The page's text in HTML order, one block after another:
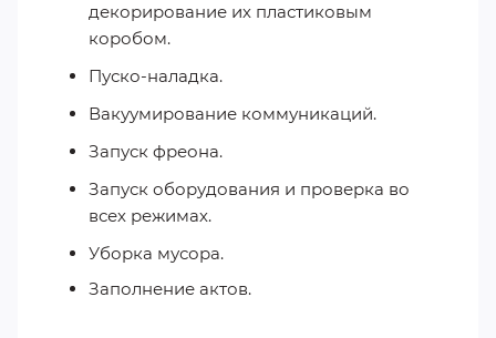
декорирование их пластиковым
коробом.
Пуско-наладка.
Вакуумирование коммуникаций.
Запуск фреона.
Запуск оборудования и проверка во
всех режимах.
Уборка мусора.
Заполнение актов.